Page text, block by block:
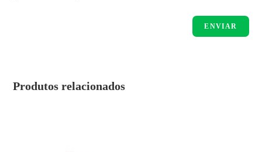
Produtos relacionados